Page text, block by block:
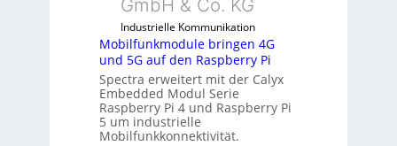
t
r
i
e
-
P
C
l
GmbH & Co. KG
Industrielle Kommunikation
Mobilfunkmodule bringen 4G
und 5G auf den Raspberry Pi
Spectra erweitert mit der Calyx
Embedded Modul Serie
Raspberry Pi 4 und Raspberry Pi
5 um industrielle
Mobilfunkkonnektivität.